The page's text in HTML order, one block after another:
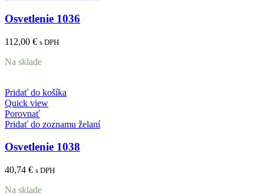
Osvetlenie 1036
112,00 € s DPH
Na sklade
Pridať do košíka
Quick view
Porovnať
Pridať do zoznamu želaní
Osvetlenie 1038
40,74 € s DPH
Na sklade